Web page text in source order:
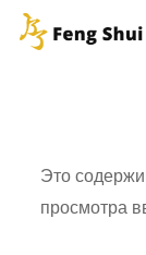
Skip
Это
просмотра